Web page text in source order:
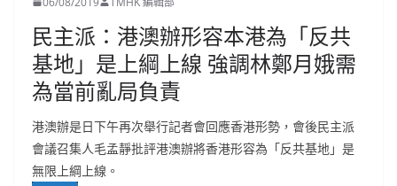
民主派：港澳辦形容本港為「反共
基地」是上綱上線 強調林鄭月娥需
為當前亂局負責
港澳辦是日下午再次舉行記者會回應香港形勢，會後民主派
會議召集人毛孟靜批評港澳辦將香港形容為「反共基地」是
無限上綱上線。